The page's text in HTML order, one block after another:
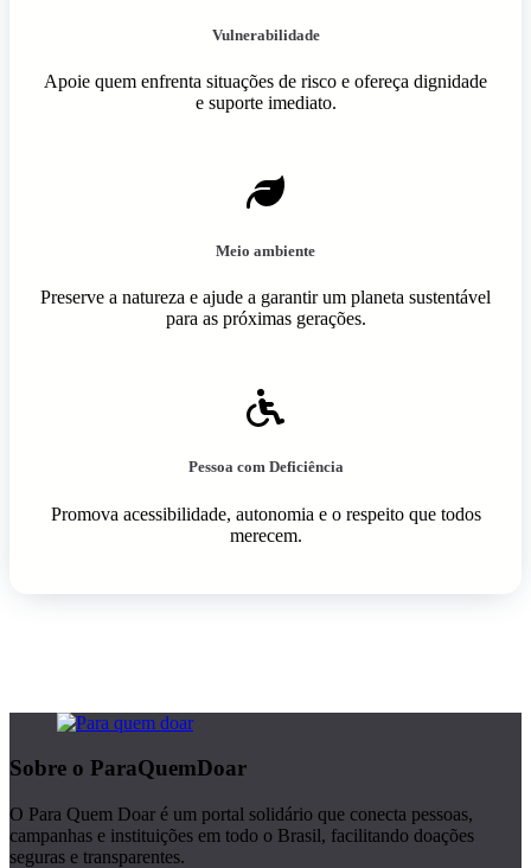
Vulnerabilidade
Apoie quem enfrenta situações de risco e ofereça dignidade
e suporte imediato.
Meio ambiente
Preserve a natureza e ajude a garantir um planeta sustentável
para as próximas gerações.
Pessoa com Deficiência
Promova acessibilidade, autonomia e o respeito que todos
merecem.
Sobre o ParaQuemDoar
O Para Quem Doar é um portal solidário que conecta pessoas,
campanhas e instituições em todo o Brasil, facilitando doações
seguras e transparentes.